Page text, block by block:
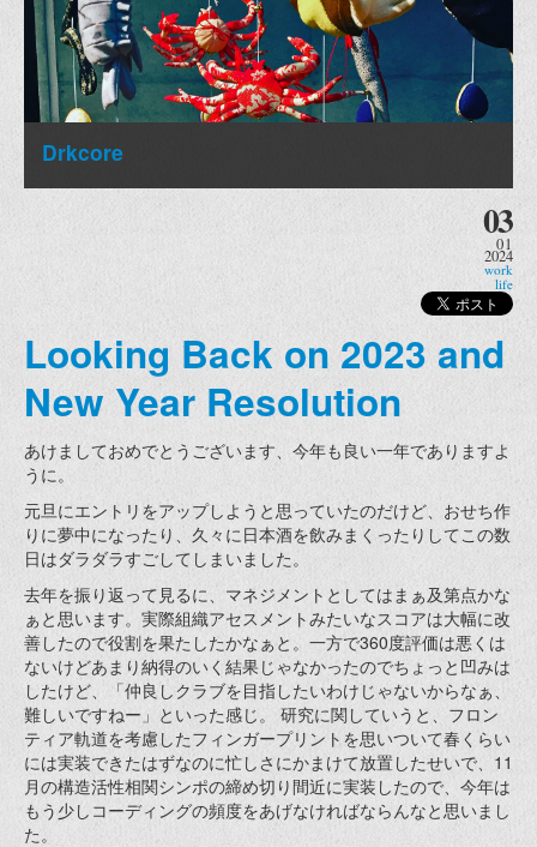
Drkcore
03
01
2024
work
life
Looking Back on 2023 and
New Year Resolution
あけましておめでとうございます、今年も良い一年でありますよ
うに。
元旦にエントリをアップしようと思っていたのだけど、おせち作
りに夢中になったり、久々に日本酒を飲みまくったりしてこの数
日はダラダラすごしてしまいました。
去年を振り返って見るに、マネジメントとしてはまぁ及第点かな
ぁと思います。実際組織アセスメントみたいなスコアは大幅に改
善したので役割を果たしたかなぁと。一方で360度評価は悪くは
ないけどあまり納得のいく結果じゃなかったのでちょっと凹みは
したけど、「仲良しクラブを目指したいわけじゃないからなぁ、
難しいですねー」といった感じ。 研究に関していうと、フロン
ティア軌道を考慮したフィンガープリントを思いついて春くらい
には実装できたはずなのに忙しさにかまけて放置したせいで、11
月の構造活性相関シンポの締め切り間近に実装したので、今年は
もう少しコーディングの頻度をあげなければならんなと思いまし
た。